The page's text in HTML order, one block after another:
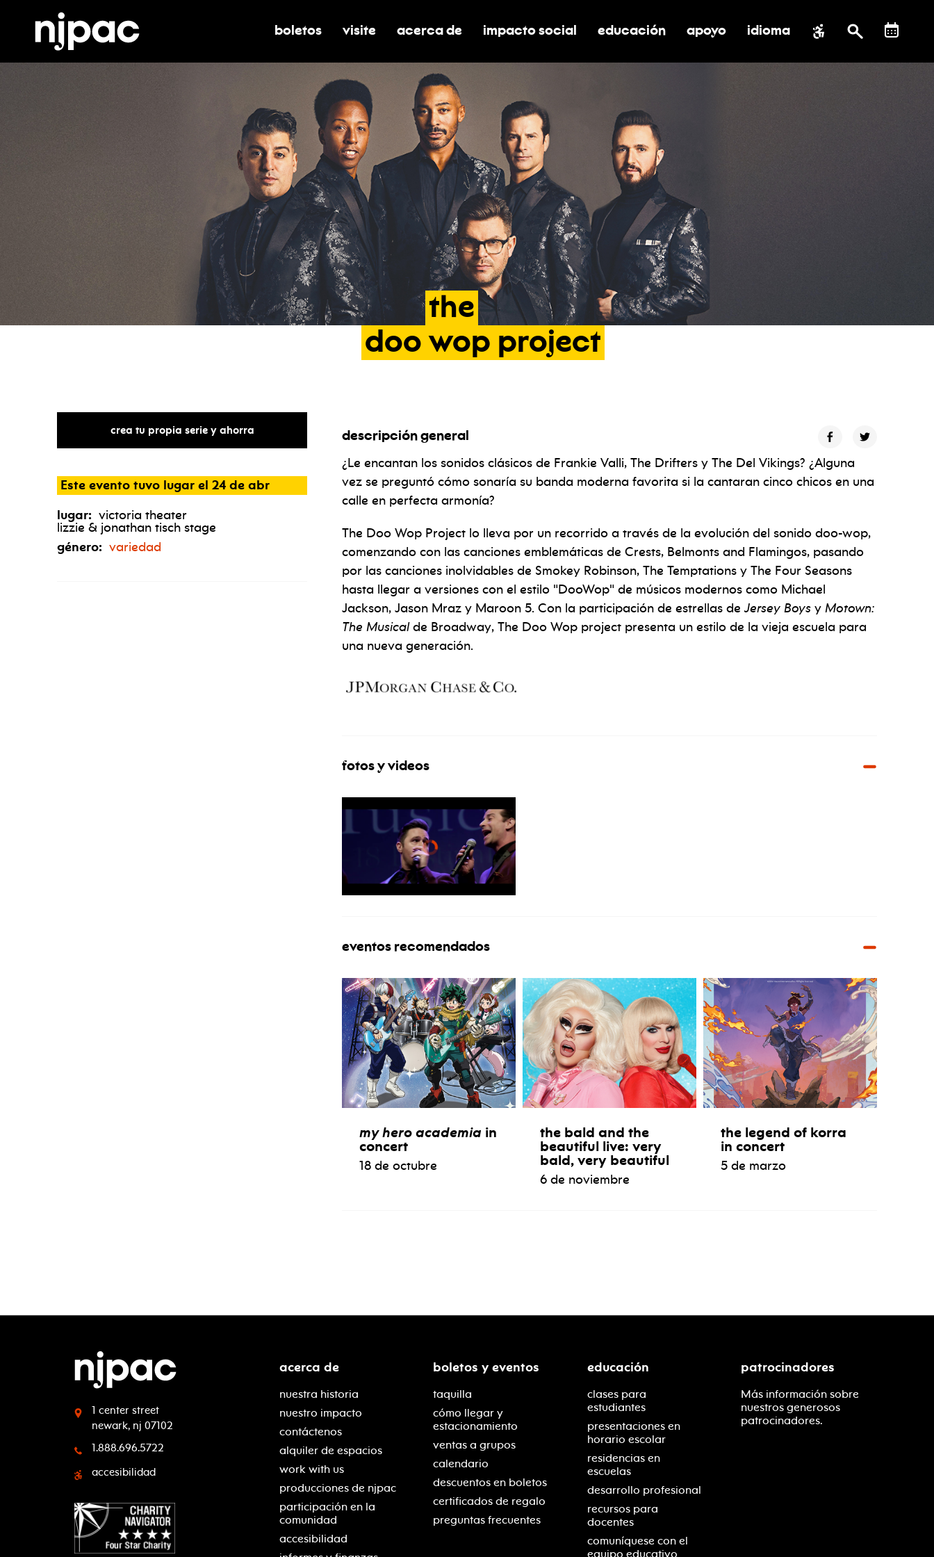
alternar submenú de boletos
boletos alternar submenú de visite
visite alternar submenú de acerca de
acerca de activar/desactivar el submenú de impacto social
impacto social alternar submenú de educación
educación alternar submenú de asistencia
apoyo idioma
the
doo wop project
crea tu propia serie y ahorra
Este evento tuvo lugar el 24 de abr
lugar: victoria theater
lizzie & jonathan tisch stage
género: variedad
descripción general
¿Le encantan los sonidos clásicos de Frankie Valli, The Drifters y The Del Vikings? ¿Alguna
vez se preguntó cómo sonaría su banda moderna favorita si la cantaran cinco chicos en una
calle en perfecta armonía?
The Doo Wop Project lo lleva por un recorrido a través de la evolución del sonido doo-wop,
comenzando con las canciones emblemáticas de Crests, Belmonts and Flamingos, pasando
por las canciones inolvidables de Smokey Robinson, The Temptations y The Four Seasons
hasta llegar a versiones con el estilo "DooWop" de músicos modernos como Michael
Jackson, Jason Mraz y Maroon 5. Con la participación de estrellas de Jersey Boys y Motown:
The Musicalde Broadway, The Doo Wop project presenta un estilo de la vieja escuela para
una nueva generación.
fotos y videos
eventos recomendados
my hero academia in
concert
18 de octubre
the bald and the
beautiful live: very
bald, very beautiful
6 de noviembre
the legend of korra
in concert
5 de marzo
1 center street
newark, nj 07102
1.888.696.5722
accesibilidad
acerca de
nuestra historia
nuestro impacto
contáctenos
alquiler de espacios
work with us
producciones de njpac
participación en la
comunidad
accesibilidad
boletos y eventos
taquilla
cómo llegar y
estacionamiento
ventas a grupos
calendario
descuentos en boletos
certificados de regalo
preguntas frecuentes
educación
clases para
estudiantes
presentaciones en
horario escolar
residencias en
escuelas
desarrollo profesional
recursos para
docentes
comuníquese con el
equipo educativo
patrocinadores
Más información sobre
nuestros generosos
patrocinadores.